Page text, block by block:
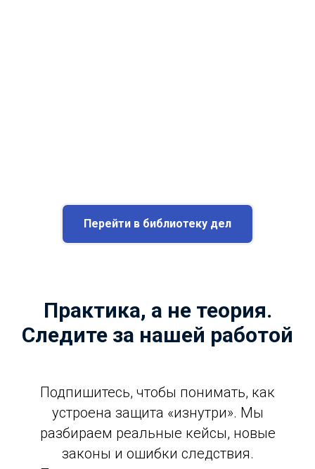
Перейти в библиотеку дел
Практика, а не теория.
Следите за нашей работой
Подпишитесь, чтобы понимать, как
устроена защита «изнутри». Мы
разбираем реальные кейсы, новые
законы и ошибки следствия.